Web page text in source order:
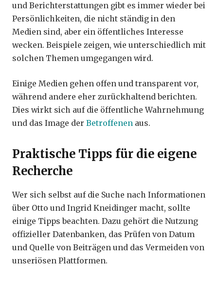
und Berichterstattungen gibt es immer wieder bei
Persönlichkeiten, die nicht ständig in den
Medien sind, aber ein öffentliches Interesse
wecken. Beispiele zeigen, wie unterschiedlich mit
solchen Themen umgegangen wird.
Einige Medien gehen offen und transparent vor,
während andere eher zurückhaltend berichten.
Dies wirkt sich auf die öffentliche Wahrnehmung
und das Image der Betroffenen aus.
Praktische Tipps für die eigene
Recherche
Wer sich selbst auf die Suche nach Informationen
über Otto und Ingrid Kneidinger macht, sollte
einige Tipps beachten. Dazu gehört die Nutzung
offizieller Datenbanken, das Prüfen von Datum
und Quelle von Beiträgen und das Vermeiden von
unseriösen Plattformen.